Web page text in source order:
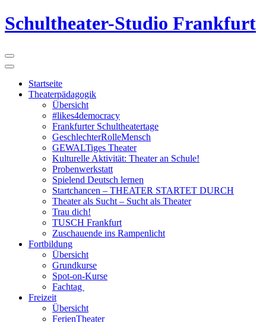
Schultheater-Studio Frankfurt
Startseite
Theaterpädagogik
Übersicht
#likes4democracy
Frankfurter Schultheatertage
GeschlechterRolleMensch
GEWALTiges Theater
Kulturelle Aktivität: Theater an Schule!
Probenwerkstatt
Spielend Deutsch lernen
Startchancen – THEATER STARTET DURCH
Theater als Sucht – Sucht als Theater
Trau dich!
TUSCH Frankfurt
Zuschauende ins Rampenlicht
Fortbildung
Übersicht
Grundkurse
Spot-on-Kurse
Fachtag
Freizeit
Übersicht
FerienTheater